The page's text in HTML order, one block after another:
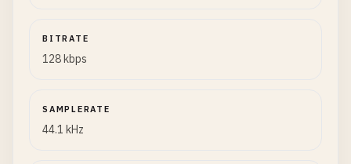
BITRATE
128 kbps
SAMPLERATE
44.1 kHz